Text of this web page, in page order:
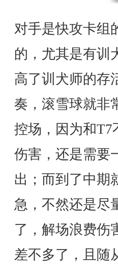
对手是快攻卡组
的，尤其是有训
高了训犬师的存
奏，滚雪球就非
控场，因为和T7
伤害，还是需要
出；而到了中期
急，不然还是尽
了，解场浪费伤
差不多了，且随